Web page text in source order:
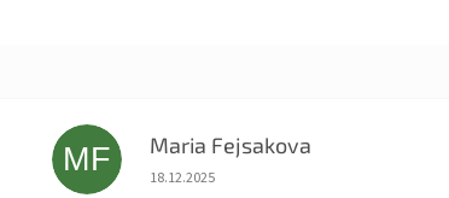
MF Maria Fejsakova
Hodnocení obchodu je 5 z 5 hvězdiček.
18.12.2025